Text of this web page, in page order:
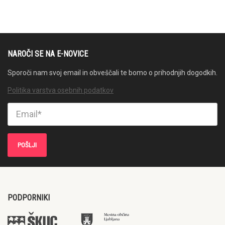
NAROČI SE NA E-NOVICE
Sporoči nam svoj email in obveščali te bomo o prihodnjih dogodkih.
Politika varstva osebnih podatkov
PODPORNIKI